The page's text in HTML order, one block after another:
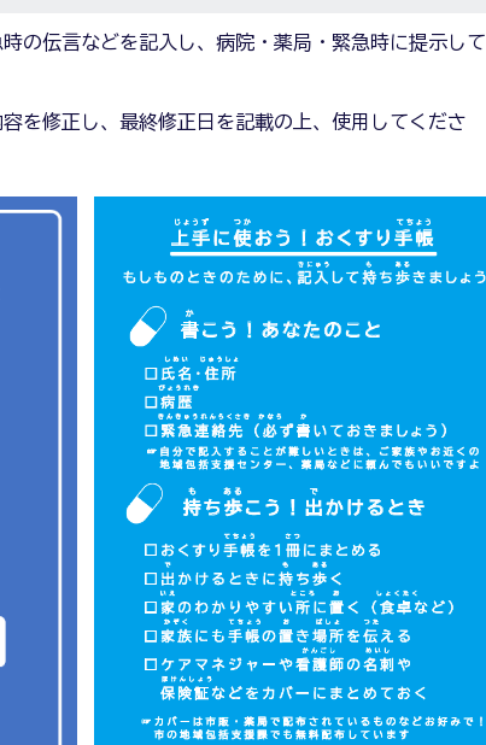
の伝言などを記入し、病院・薬局・緊急時に提示して
を修正し、最終修正日を記載の上、使用してくださ